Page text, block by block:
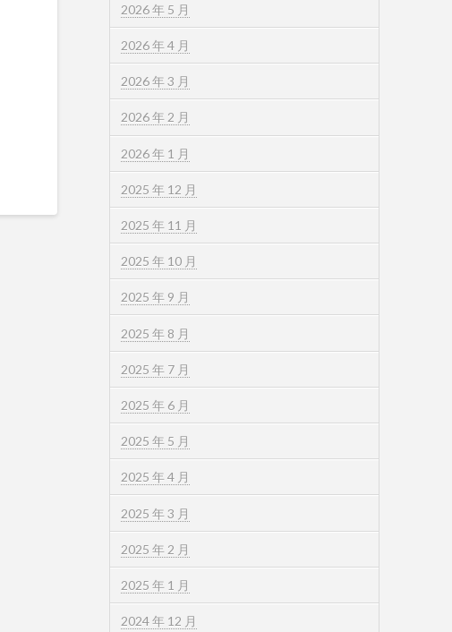
2026 年 5 月
2026 年 4 月
2026 年 3 月
2026 年 2 月
2026 年 1 月
2025 年 12 月
2025 年 11 月
2025 年 10 月
2025 年 9 月
2025 年 8 月
2025 年 7 月
2025 年 6 月
2025 年 5 月
2025 年 4 月
2025 年 3 月
2025 年 2 月
2025 年 1 月
2024 年 12 月